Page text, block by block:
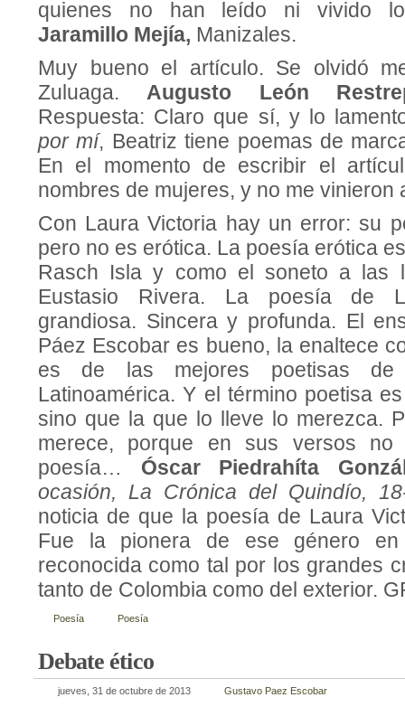
quienes no han leído ni vivido
Jaramillo Mejía, Manizales.
Muy bueno el artículo. Se olvidó
Zuluaga.Augusto León
Respuesta: Claro que sí, y lo
por mí, Beatriz tiene poemas de
En el momento de escribir el
nombres de mujeres, y no me vinieron
Con Laura Victoria hay un error: su
pero no es erótica. La poesía erótica
Rasch Isla y como el soneto a las
Eustasio Rivera. La poesía de
grandiosa. Sincera y profunda. El
Páez Escobar es bueno, la enaltece
es de las mejores poetisas
Latinoamérica. Y el término poetisa
sino que la que lo lleve lo merezca.
merece, porque en sus versos
poesía… Óscar Piedrahíta
ocasión, La Crónica del Quindío,
noticia de que la poesía de Laura
Fue la pionera de ese género
reconocida como tal por los grandes
tanto de Colombia como del exterior.
Poesía Poesía
Debate ético
jueves, 31 de octubre de 2013 Gustavo Paez Escobar